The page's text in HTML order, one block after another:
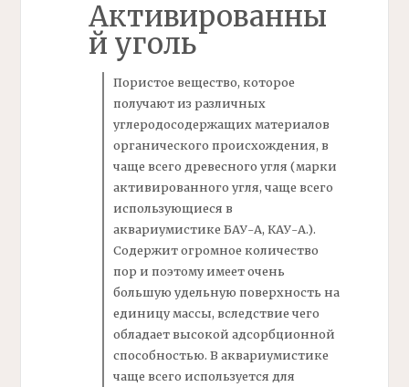
Активированны
й уголь
Пористое вещество, которое
получают из различных
углеродосодержащих материалов
органического происхождения, в
чаще всего древесного угля(марки
активированного угля, чаще всего
использующиеся в
аквариумистике БАУ-А, КАУ-А.).
Содержит огромное количество
пор и поэтому имеет очень
большую удельную поверхность на
единицу массы, вследствие чего
обладает высокой адсорбционной
способностью. В аквариумистике
чаще всего используется для